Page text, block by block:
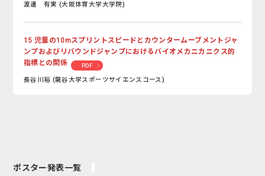
渡邊 有実 (大阪体育大学大学院)
15 児童の10mスプリントスピードとカウンタームーブメントジャ
ンプおよびリバウンドジャンプにおけるバイオメカニカニクス的
指標との関係
PDF
長谷川裕 (龍谷大学スポーツサイエンスコース)
ポスター発表一覧